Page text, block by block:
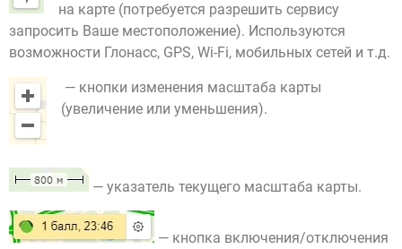
на карте (потребуется разрешить сервису
запросить Ваше местоположение). Используются
возможности Глонасс, GPS, Wi-Fi, мобильных сетей и т.д.
— кнопки изменения масштаба карты
(увеличение или уменьшения).
— указатель текущего масштаба карты.
— кнопка включения/отключения